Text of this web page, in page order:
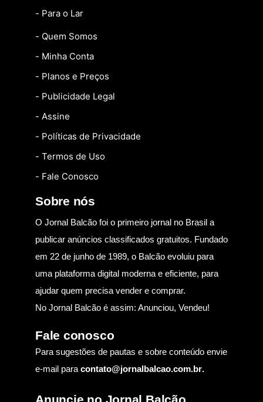
- Para o Lar
- Quem Somos
- Minha Conta
- Planos e Preços
- Publicidade Legal
- Assine
- Políticas de Privacidade
- Termos de Uso
- Fale Conosco
Sobre nós
O Jornal Balcão foi o primeiro jornal no Brasil a
publicar anúncios classificados gratuitos. Fundado
em 22 de junho de 1989, o Balcão evoluiu para
uma plataforma digital moderna e eficiente, para
ajudar quem precisa vender e comprar.
No Jornal Balcão é assim: Anunciou, Vendeu!
Fale conosco
Para sugestões de pautas e sobre conteúdo envie
e-mail para contato@jornalbalcao.com.br.